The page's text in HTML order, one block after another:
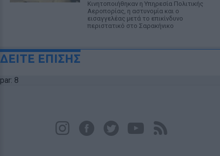
Κινητοποιήθηκαν η Υπηρεσία Πολιτικής
Αεροπορίας, η αστυνομία και ο
εισαγγελέας μετά το επικίνδυνο
περιστατικό στο Σαρακήνικο
ΔΕΙΤΕ ΕΠΙΣΗΣ
par: 8